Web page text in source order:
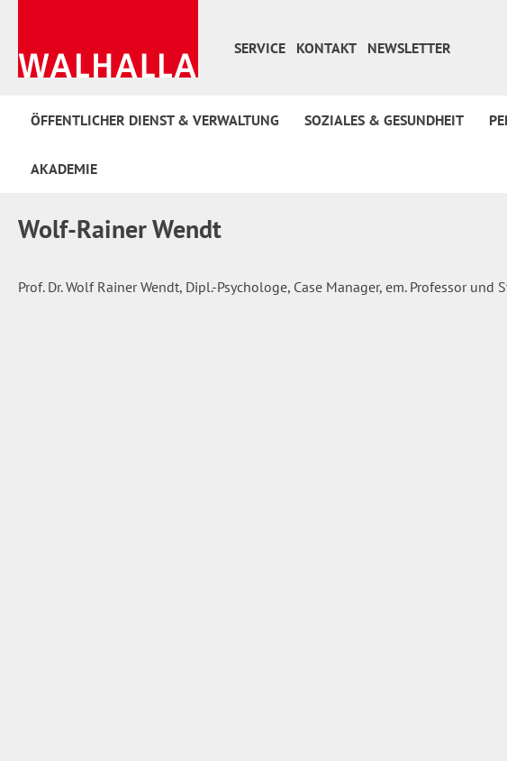
SERVICE
KONTAKT NEWSLETTER
ÖFFENTLICHER DIENST & VERWALTUNG SOZIALES & GESUNDHEIT
AKADEMIE
Wolf-Rainer Wendt
Prof. Dr. Wolf Rainer Wendt, Dipl.-Psychologe, Case Manager, em. Professor